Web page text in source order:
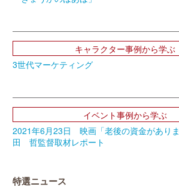
キャラクター事例から学ぶ
3世代マーケティング
イベント事例から学ぶ
2021年6月23日 映画「老後の資金があり
田 哲監督取材レポート
特選ニュース